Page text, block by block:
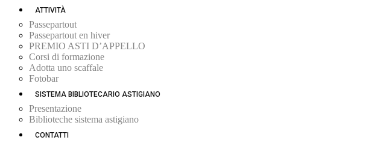
ATTIVITÀ
Passepartout
Passepartout en hiver
PREMIO ASTI D’APPELLO
Corsi di formazione
Adotta uno scaffale
Fotobar
SISTEMA BIBLIOTECARIO ASTIGIANO
Presentazione
Biblioteche sistema astigiano
CONTATTI